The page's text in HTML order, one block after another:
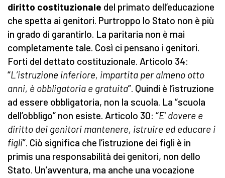
diritto costituzionale del primato dell’educazione
che spetta ai genitori. Purtroppo lo Stato non è più
in grado di garantirlo. La paritaria non è mai
completamente tale. Così ci pensano i genitori.
Forti del dettato costituzionale. Articolo 34:
“L’istruzione inferiore, impartita per almeno otto
anni, è obbligatoria e gratuita”. Quindi è l’istruzione
ad essere obbligatoria, non la scuola. La “scuola
dell’obbligo” non esiste. Articolo 30: “E’ dovere e
diritto dei genitori mantenere, istruire ed educare i
figli”. Ciò significa che l’istruzione dei figli è in
primis una responsabilità dei genitori, non dello
Stato. Un’avventura, ma anche una vocazione